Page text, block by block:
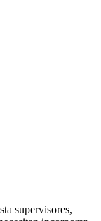
supervisores,